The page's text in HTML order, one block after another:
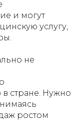
и могут
услугу,
не
стране. Нужно
ростом